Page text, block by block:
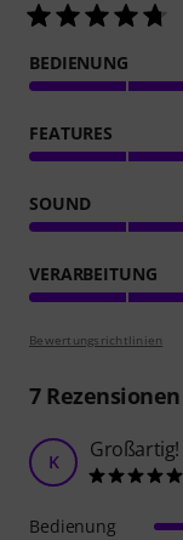
BEDIENUNG
FEATURES
SOUND
VERARBEITUNG
Bewertungsrichtlinien
7Rezensionen
K Großartig!
Bedienung